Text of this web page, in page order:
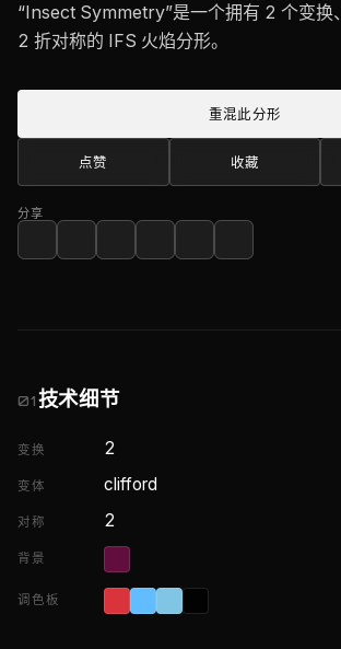
“Insect Symmetry”是一个拥有 2 个变换、
2 折对称的 IFS 火焰分形。
重混此分形
点赞 收藏
分享
01技术细节
变换 2
变体 clifford
对称 2
背景
调色板